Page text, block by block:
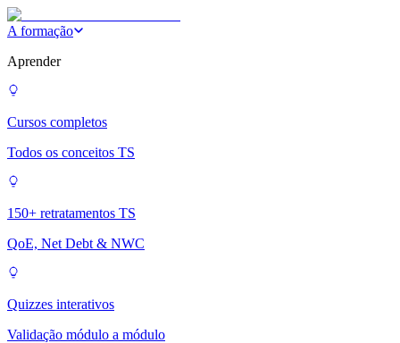
A formação
Aprender
Cursos completos
Todos os conceitos TS
150+ retratamentos TS
QoE, Net Debt & NWC
Quizzes interativos
Validação módulo a módulo